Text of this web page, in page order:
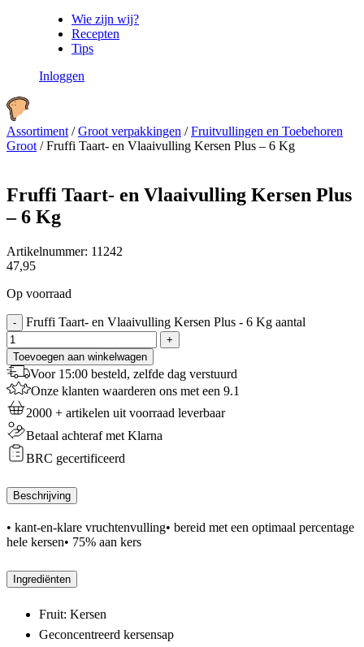
Wie zijn wij?
Recepten
Tips
Inloggen
Assortiment /Groot verpakkingen /Fruitvullingen en Toebehoren
Groot /Fruffi Taart- en Vlaaivulling Kersen Plus – 6 Kg
Fruffi Taart- en Vlaaivulling Kersen Plus
– 6 Kg
Artikelnummer: 11242
47,95
Op voorraad
- Fruffi Taart- en Vlaaivulling Kersen Plus - 6 Kg aantal
+
Toevoegen aan winkelwagen
Voor 15:00 besteld, zelfde dag verstuurd
Onze klanten waarderen ons met een 9.1
2000 + artikelen uit voorraad leverbaar
Betaal achteraf met Klarna
BRC gecertificeerd
Beschrijving
• kant-en-klare vruchtenvulling• bereid met een optimaal percentage
hele kersen• 75% aan kers
Ingrediënten
Fruit: Kersen
Geconcentreerd kersensap